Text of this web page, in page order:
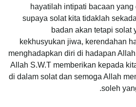
hayatilah intipati bacaan
supaya solat kita tidaklah
badan akan tetapi solat
kekhusyukan jiwa, kerendahan
menghadapkan diri di hadapan
Allah S.W.T memberikan kepada
di dalam solat dan semoga Allah
soleh